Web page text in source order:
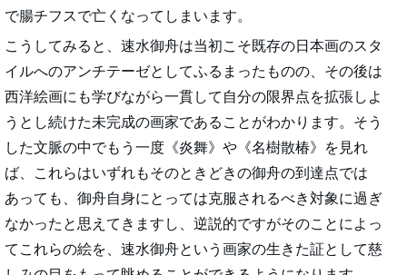
で腸チフスで亡くなってしまいます。
こうしてみると、速水御舟は当初こそ既存の日本画のスタ
イルへのアンチテーゼとしてふるまったものの、その後は
西洋絵画にも学びながら一貫して自分の限界点を拡張しよ
うとし続けた未完成の画家であることがわかります。そう
した文脈の中でもう一度《炎舞》や《名樹散椿》を見れ
ば、これらはいずれもそのときどきの御舟の到達点では
あっても、御舟自身にとっては克服されるべき対象に過ぎ
なかったと思えてきますし、逆説的ですがそのことによっ
てこれらの絵を、速水御舟という画家の生きた証として慈